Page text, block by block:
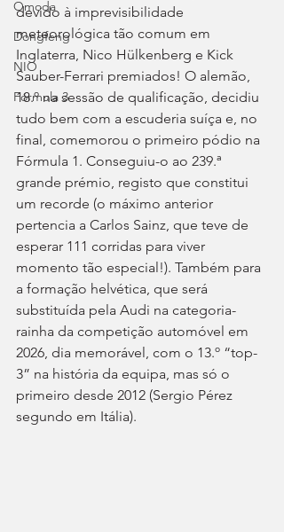
Omoda
Dongfeng
NIO
Fórmula 3
devido à imprevisibilidade
meteorológica tão comum em
Inglaterra, Nico Hülkenberg e Kick
Sauber-Ferrari premiados! O alemão,
18.º na sessão de qualificação, decidiu
tudo bem com a escuderia suíça e, no
final, comemorou o primeiro pódio na
Fórmula 1. Conseguiu-o ao 239.ª
grande prémio, registo que constitui
um recorde (o máximo anterior
pertencia a Carlos Sainz, que teve de
esperar 111 corridas para viver
momento tão especial!). Também para
a formação helvética, que será
substituída pela Audi na categoria-
rainha da competição automóvel em
2026, dia memorável, com o 13.º “top-
3” na história da equipa, mas só o
primeiro desde 2012 (Sergio Pérez
segundo em Itália).